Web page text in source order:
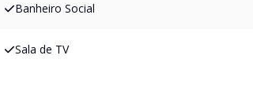
Banheiro Social
Sala de TV